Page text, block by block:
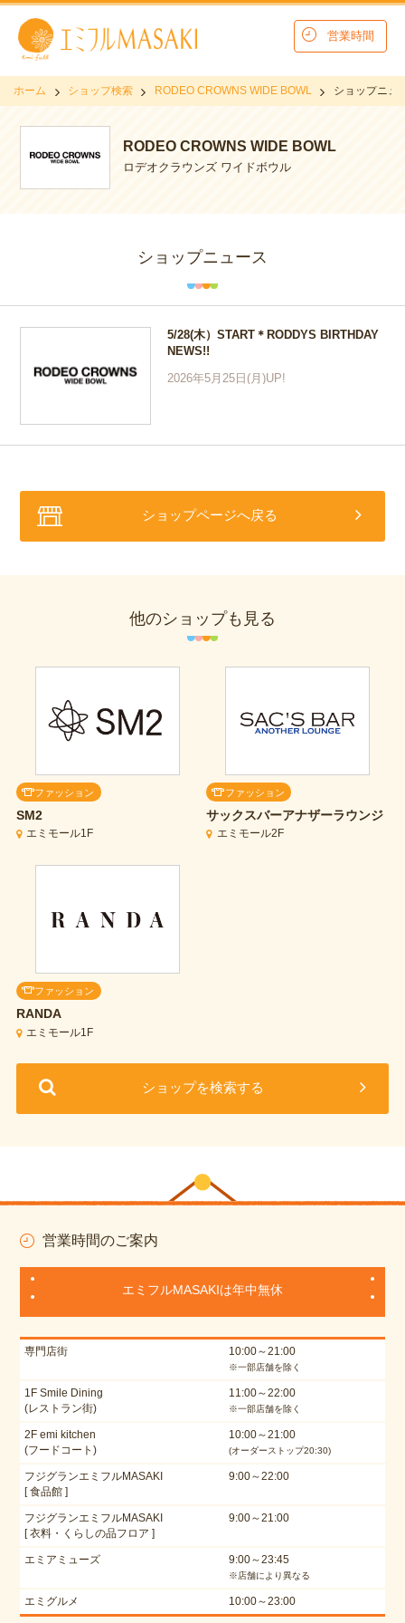
営業時間
ホーム ショップ検索 RODEO CROWNS WIDE BOWL ショップニュ
RODEO CROWNS WIDE BOWL
ロデオクラウンズ ワイドボウル
ショップニュース
5/28(木）START＊RODDYS BIRTHDAY
NEWS!!
2026年5月25日(月)UP!
ショップページへ戻る
他のショップも見る
ファッション
SM2
エミモール1F
ファッション
サックスバーアナザーラウンジ
エミモール2F
ファッション
RANDA
エミモール1F
ショップを検索する
営業時間のご案内
エミフルMASAKIは年中無休
専門店街 10:00～21:00
※一部店舗を除く
1F Smile Dining
(レストラン街)
11:00～22:00
※一部店舗を除く
2F emi kitchen
(フードコート)
10:00～21:00
(オーダーストップ20:30)
フジグランエミフルMASAKI
[ 食品館 ]
9:00～22:00
フジグランエミフルMASAKI
[ 衣料・くらしの品フロア ]
9:00～21:00
エミアミューズ 9:00～23:45
※店舗により異なる
エミグルメ 10:00～23:00